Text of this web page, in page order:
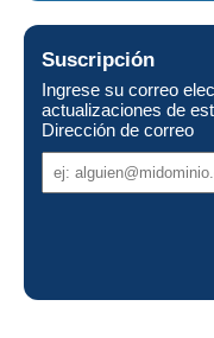
Suscripción
Ingrese su correo
actualizaciones de
Dirección de correo
de